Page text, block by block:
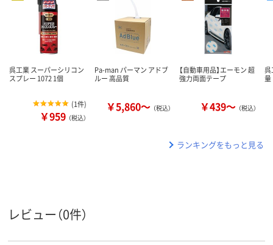
呉工業 スーパーシリコン
スプレー 1072 1個
(1件)
￥959 （税込）
Pa-man パーマン アドブ
ルー 高品質
￥5,860～ （税込）
【自動車用品】エーモン 超
強力両面テープ
￥439～ （税込）
呉
量
ランキングをもっと見る
レビュー（0件）